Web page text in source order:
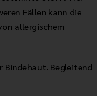
Fällen kann die
allergischem
Bindehaut. Begleitend